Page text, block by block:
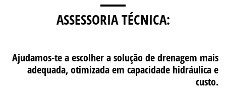
ASSESSORIA TÉCNICA:
Ajudamos-te a escolher a solução de drenagem mais
adequada, otimizada em capacidade hidráulica e
custo.